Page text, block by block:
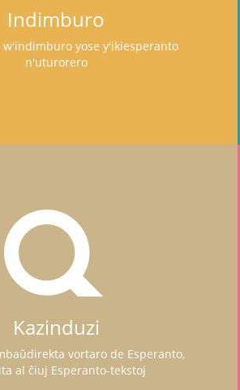
Indimburo
w'indimburo yose y'ikiesperanto
n'uturorero
Kazinduzi
vortaro de Esperanto,
al ĉiuj Esperanto-tekstoj